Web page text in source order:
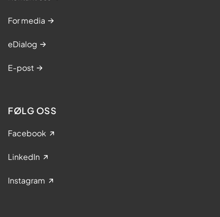
For media
eDialog
E-post
FØLG OSS
Facebook
LinkedIn
Instagram